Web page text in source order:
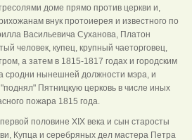
доме прямо против церкви и,
внук протоиерея и известного по
Васильевича Суханова, Платон
человек, купец, крупный чаеторговец,
а затем в 1815-1817 годах и городским
сродни нынешней должности мэра, и
Пятницкую церковь в числе иных
пожара 1815 года.
половине XIX века и сын старосты
Купца и серебряных дел мастера Петра